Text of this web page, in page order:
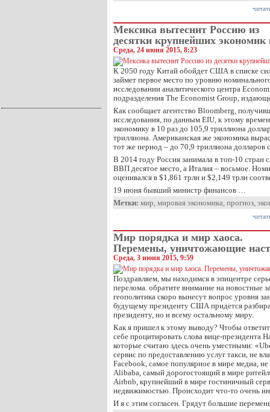
Мексика вытеснит Россию из
десятки крупнейших экономик
Среда, 24 июня 2015, 8:23
К 2050 году Китай обойдет США в списке
займет первое место по уровню
исследовании аналитического центра
подразделения The Economist Group,
Как сообщает агентство Bloomberg,
исследования, по данным EIU, к этому
экономику в 10 раз до 105,9 триллиона
триллиона. Американская же экономика
тот же период – до 70,9 триллиона долларов
В 2014 году Россия занимала в топ-10
ВВП десятое место, а Италия – восьмое.
оценивался в $1,861 трлн и $2,149 трлн
19 июня бывший министр финансов …
Метки: мир, мировая экономика, прогноз,
Мир порядка и мир хаоса.
Перемены, уничтожающие
Среда, 3 июня 2015, 9:59
Поздравляем, мы находимся в эпицентре
перелома. обратите внимание на новостные
геополитика скоро вынесут вопрос уровня
будущему президенту США придется
президенту, но и всему остальному миру.
Как я пришел к этому выводу? Чтобы
себе процитировать слова вице-президента
которые считаю здесь очень уместными:
сервис по предоставлению услуг такси, не
Facebook, самое популярное в мире медиа, не
Alibaba, самый дорогостоящий в мире
Airbnb, крупнейший в мире гостиничный
недвижимостью. Происходит что-то очень
И я с этим согласен. Грядут большие